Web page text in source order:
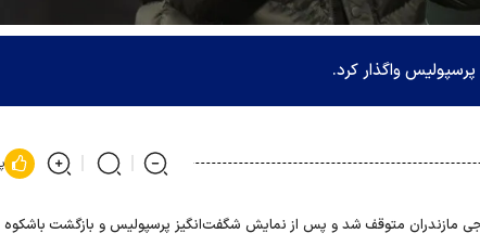
واگذار کرد.
مازندران متوقف شد و پس از نمایش شگفت‌انگیز پرسپولیس و بازگشت باشکوه